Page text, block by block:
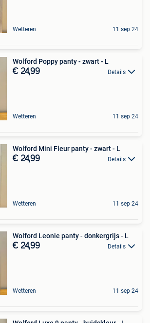
Wetteren 11 sep 24
Wolford Poppy panty - zwart - L
€ 24,99 Details
Wetteren 11 sep 24
Wolford Mini Fleur panty - zwart - L
€ 24,99 Details
Wetteren 11 sep 24
Wolford Leonie panty - donkergrijs - L
€ 24,99 Details
Wetteren 11 sep 24